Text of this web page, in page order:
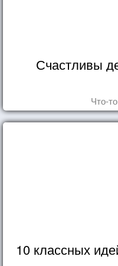
Счастливы
Что-
10 классных